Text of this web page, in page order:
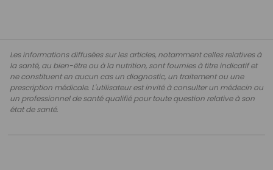
Les informations diffusées sur les articles, notamment celles relatives à
la santé, au bien-être ou à la nutrition, sont fournies à titre indicatif et
ne constituent en aucun cas un diagnostic, un traitement ou une
prescription médicale. L'utilisateur est invité à consulter un médecin ou
un professionnel de santé qualifié pour toute question relative à son
état de santé.